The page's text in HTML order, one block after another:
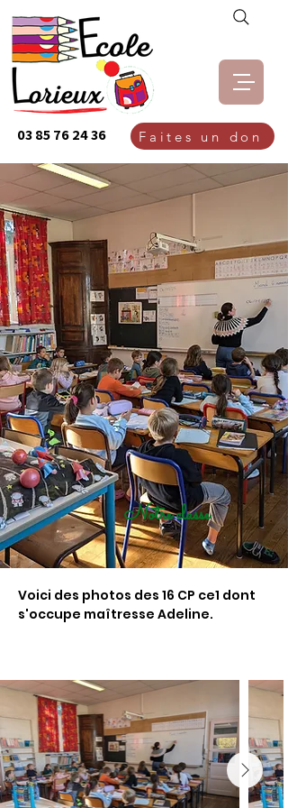
03 85 76 24 36 Faites un don
Notre classe
Voici des photos des 16 CP ce1 dont
s'occupe maîtresse Adeline.